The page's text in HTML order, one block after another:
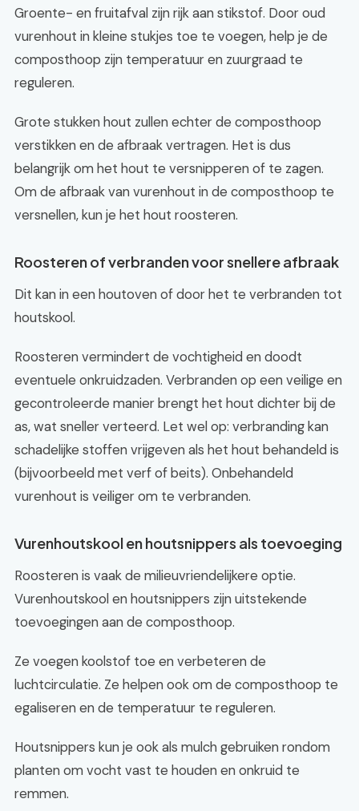
Groente- en fruitafval zijn rijk aan stikstof. Door oud
vurenhout in kleine stukjes toe te voegen, help je de
composthoop zijn temperatuur en zuurgraad te
reguleren.
Grote stukken hout zullen echter de composthoop
verstikken en de afbraak vertragen. Het is dus
belangrijk om het hout te versnipperen of te zagen.
Om de afbraak van vurenhout in de composthoop te
versnellen, kun je het hout roosteren.
Roosteren of verbranden voor snellere afbraak
Dit kan in een houtoven of door het te verbranden tot
houtskool.
Roosteren vermindert de vochtigheid en doodt
eventuele onkruidzaden. Verbranden op een veilige en
gecontroleerde manier brengt het hout dichter bij de
as, wat sneller verteerd. Let wel op: verbranding kan
schadelijke stoffen vrijgeven als het hout behandeld is
(bijvoorbeeld met verf of beits). Onbehandeld
vurenhout is veiliger om te verbranden.
Vurenhoutskool en houtsnippers als toevoeging
Roosteren is vaak de milieuvriendelijkere optie.
Vurenhoutskool en houtsnippers zijn uitstekende
toevoegingen aan de composthoop.
Ze voegen koolstof toe en verbeteren de
luchtcirculatie. Ze helpen ook om de composthoop te
egaliseren en de temperatuur te reguleren.
Houtsnippers kun je ook als mulch gebruiken rondom
planten om vocht vast te houden en onkruid te
remmen.